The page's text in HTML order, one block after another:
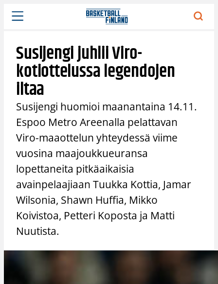
Siirry
sisältöön
Susijengi juhlii Viro-
kotiottelussa legendojen
iltaa
Susijengi huomioi maanantaina 14.11.
Espoo Metro Areenalla pelattavan
Viro-maaottelun yhteydessä viime
vuosina maajoukkueuransa
lopettaneita pitkäaikaisia
avainpelaajiaan Tuukka Kottia, Jamar
Wilsonia, Shawn Huffia, Mikko
Koivistoa, Petteri Koposta ja Matti
Nuutista.